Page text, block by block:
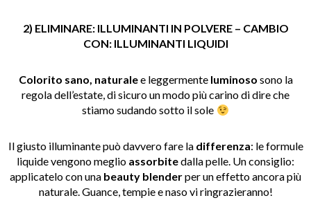
2) ELIMINARE: ILLUMINANTI IN POLVERE – CAMBIO
CON: ILLUMINANTI LIQUIDI
Colorito sano, naturalee leggermenteluminoso sono la
regola dell’estate, di sicuro un modo più carino di dire che
stiamo sudando sotto il sole
Il giusto illuminante può davvero fare la differenza: le formule
liquide vengono meglio assorbitedalla pelle. Un consiglio:
applicatelo con una beauty blenderper un effetto ancora più
naturale. Guance, tempie e naso vi ringrazieranno!